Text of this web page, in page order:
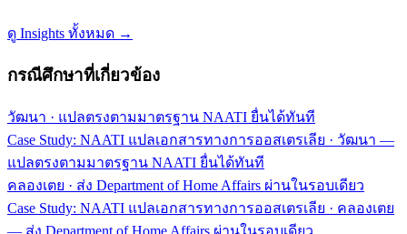
ดู Insights ทั้งหมด →
กรณีศึกษาที่เกี่ยวข้อง
วัฒนา · แปลตรงตามมาตรฐาน NAATI ยื่นได้ทันที
Case Study: NAATI แปลเอกสารทางการออสเตรเลีย · วัฒนา —
แปลตรงตามมาตรฐาน NAATI ยื่นได้ทันที
คลองเตย · ส่ง Department of Home Affairs ผ่านในรอบเดียว
Case Study: NAATI แปลเอกสารทางการออสเตรเลีย · คลองเตย
— ส่ง Department of Home Affairs ผ่านในรอบเดียว